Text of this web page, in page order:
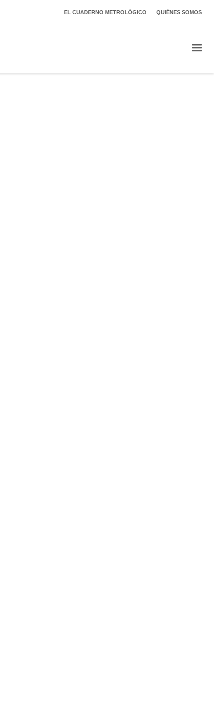
EL CUADERNO METROLÓGICO QUIÉNES SOMOS